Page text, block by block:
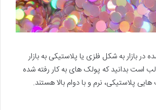
بازار به شکل فلزی یا پلاستیکی به بازار
است بدانید که پولک های به کار رفته شده
پلاستیکی، نرم و با دوام بالا هستند.